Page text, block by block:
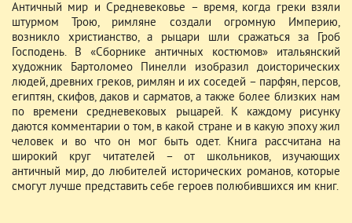
Античный мир и Средневековье – время, когда греки взяли
штурмом Трою, римляне создали огромную Империю,
возникло христианство, а рыцари шли сражаться за Гроб
Господень. В «Сборнике античных костюмов» итальянский
художник Бартоломео Пинелли изобразил доисторических
людей, древних греков, римлян и их соседей – парфян, персов,
египтян, скифов, даков и сарматов, а также более близких нам
по времени средневековых рыцарей. К каждому рисунку
даются комментарии о том, в какой стране и в какую эпоху жил
человек и во что он мог быть одет. Книга рассчитана на
широкий круг читателей – от школьников, изучающих
античный мир, до любителей исторических романов, которые
смогут лучше представить себе героев полюбившихся им книг.